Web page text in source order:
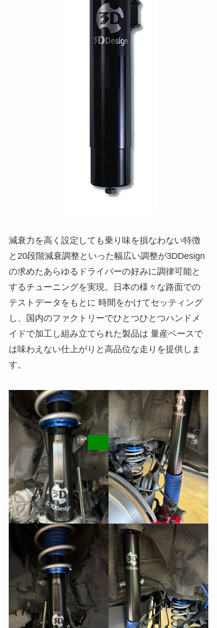
減衰力を高く設定しても乗り味を損なわない特徴
と20段階減衰調整といった幅広い調整が3DDesign
の求めたあらゆるドライバーの好みに調律可能と
するチューニングを実現。日本の様々な路面での
テストデータをもとに 時間をかけてセッティング
し、国内のファクトリーでひとつひとつハンドメ
イドで加工し組み立てられた製品は 量産ベースで
は味わえない仕上がりと高品位な走りを提供しま
す。